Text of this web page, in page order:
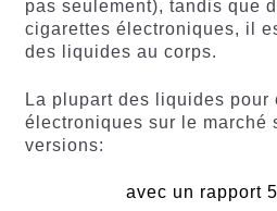
pas seulement), tandis que
cigarettes électroniques, il
des liquides au corps.
La plupart des liquides pour
électroniques sur le marché
versions:
avec un rapport